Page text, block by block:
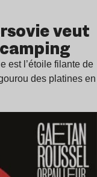
veut
est l’étoile filante de
des platines en